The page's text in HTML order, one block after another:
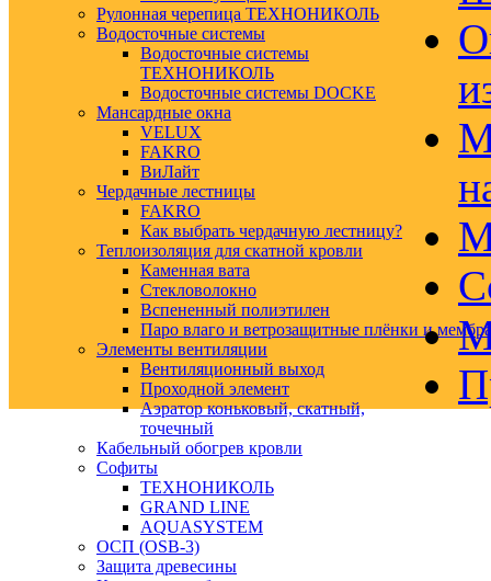
Рулонная черепица ТЕХНОНИКОЛЬ
Водосточные системы
Водосточные системы
ТЕХНОНИКОЛЬ
Водосточные системы DOCKE
Мансардные окна
VELUX
FAKRO
ВиЛайт
Чердачные лестницы
FAKRO
Как выбрать чердачную лестницу?
Теплоизоляция для скатной кровли
Каменная вата
Стекловолокно
Вспененный полиэтилен
Паро влаго и ветрозащитные плёнки и
Элементы вентиляции
Вентиляционный выход
Проходной элемент
Аэратор коньковый, скатный,
точечный
Кабельный обогрев кровли
Софиты
ТЕХНОНИКОЛЬ
GRAND LINE
AQUASYSTEM
ОСП (OSB-3)
Защита древесины